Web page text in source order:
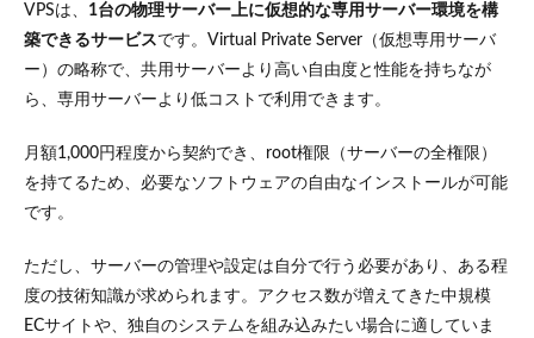
VPSは、 1台の物理サーバー上に仮想的な専用サーバー環境を構
築できるサービスです。Virtual Private Server（仮想専用サーバ
ー）の略称で、共用サーバーより高い自由度と性能を持ちなが
ら、専用サーバーより低コストで利用できます。
月額1,000円程度から契約でき、root権限（サーバーの全権限）
を持てるため、必要なソフトウェアの自由なインストールが可能
です。
ただし、サーバーの管理や設定は自分で行う必要があり、ある程
度の技術知識が求められます。アクセス数が増えてきた中規模
ECサイトや、独自のシステムを組み込みたい場合に適していま